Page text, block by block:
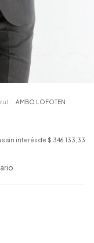
AMBO LOFOTEN
sin interés de $ 346.133,33